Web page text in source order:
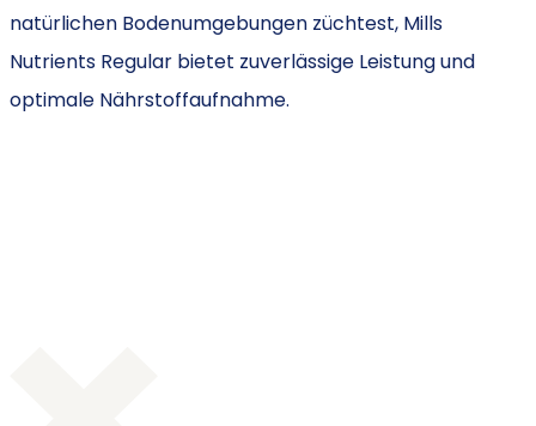
natürlichen Bodenumgebungen züchtest, Mills
Nutrients Regular bietet zuverlässige Leistung und
optimale Nährstoffaufnahme.